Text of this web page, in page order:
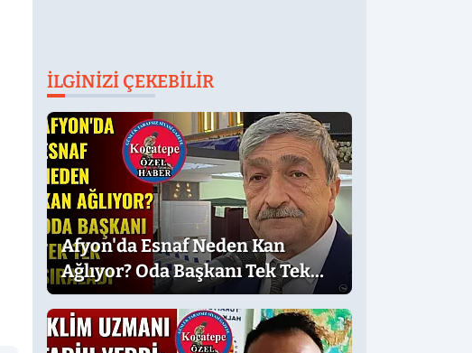
İLGINIZI ÇEKEBILIR
Afyon'da Esnaf Neden Kan
Ağlıyor? Oda Başkanı Tek Tek
Sıraladı